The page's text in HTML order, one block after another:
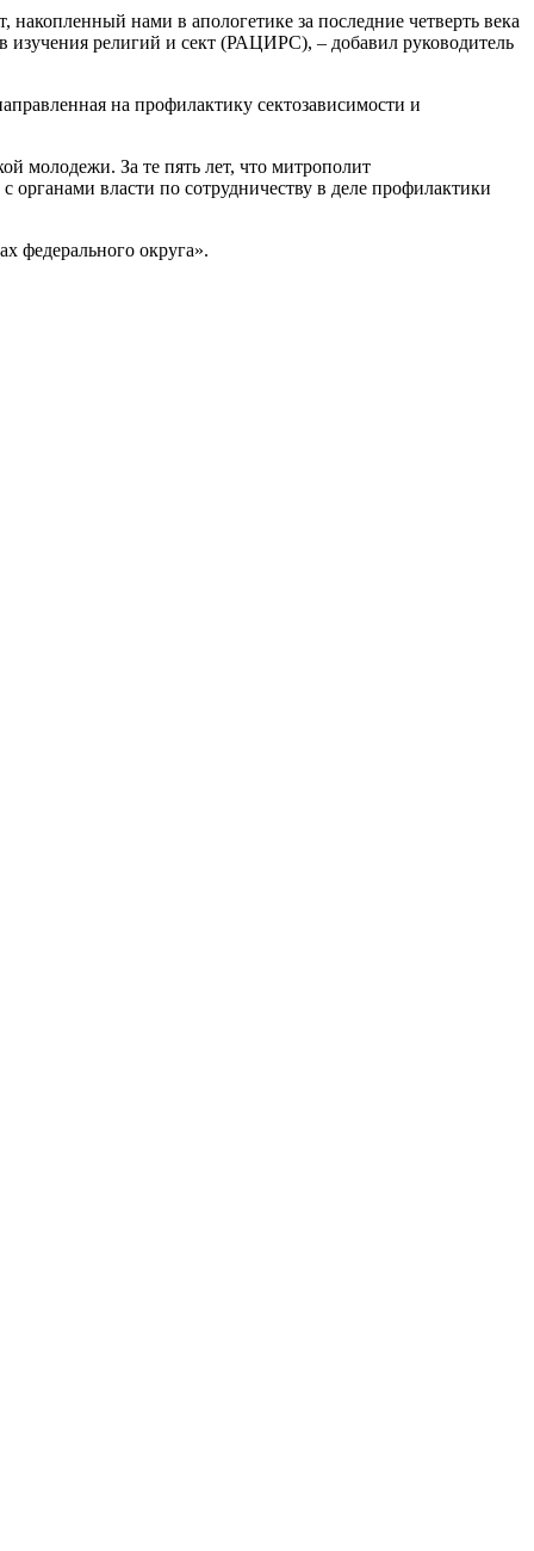
нами в апологетике за последние четверть века
изучения религий и сект (РАЦИРС), – добавил руководитель
на профилактику сектозависимости и
молодежи. За те пять лет, что митрополит
органами власти по сотрудничеству в деле профилактики
федерального округа».